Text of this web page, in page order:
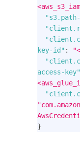
key-id" :
access-key"
}